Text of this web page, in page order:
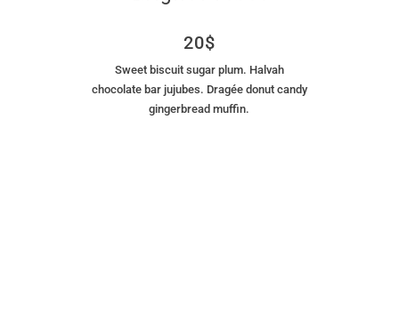
20$
Sweet biscuit sugar plum. Halvah
chocolate bar jujubes. Dragée donut candy
gingerbread muffin.